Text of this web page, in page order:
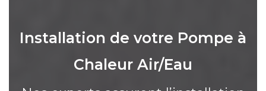
Installation de votre Pompe à
Chaleur Air/Eau